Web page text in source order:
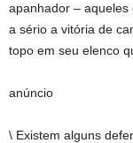
apanhador –
a sério a vitória de
topo em seu elenco
anúncio
\ Existem alguns